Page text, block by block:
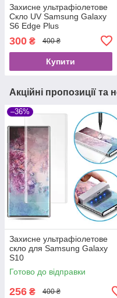
Захисне ультрафіолетове
Скло UV Samsung Galaxy
S6 Edge Plus
300 ₴ 400 ₴
Купити
Акційні пропозиції та
–36%
Захисне ультрафіолетове
скло для Samsung Galaxy
S10
Готово до відправки
256 ₴ 400 ₴